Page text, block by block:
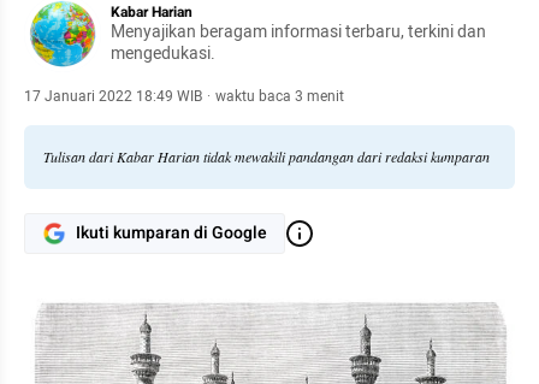
Kabar Harian
Menyajikan beragam informasi terbaru, terkini dan
mengedukasi.
17 Januari 2022 18:49 WIB · waktu baca 3 menit
Tulisan dari Kabar Harian tidak mewakili pandangan dari redaksi kumparan
Ikuti kumparan di Google